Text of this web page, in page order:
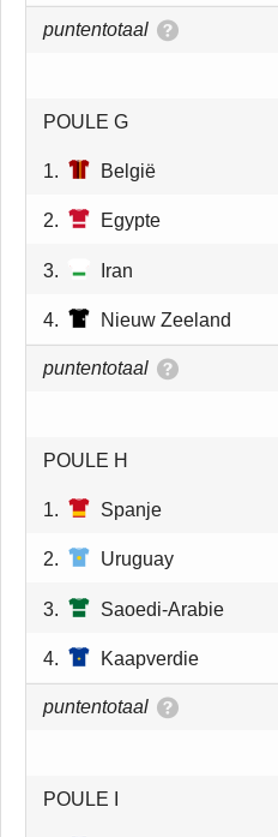
puntentotaal
POULE G
1. België
2. Egypte
3. Iran
4. Nieuw Zeeland
puntentotaal
POULE H
1. Spanje
2. Uruguay
3. Saoedi-Arabie
4. Kaapverdie
puntentotaal
POULE I